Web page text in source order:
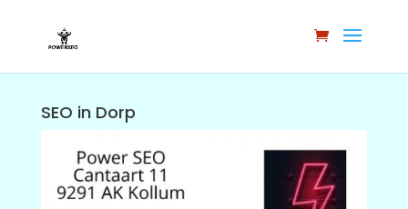
SEO in Dorp